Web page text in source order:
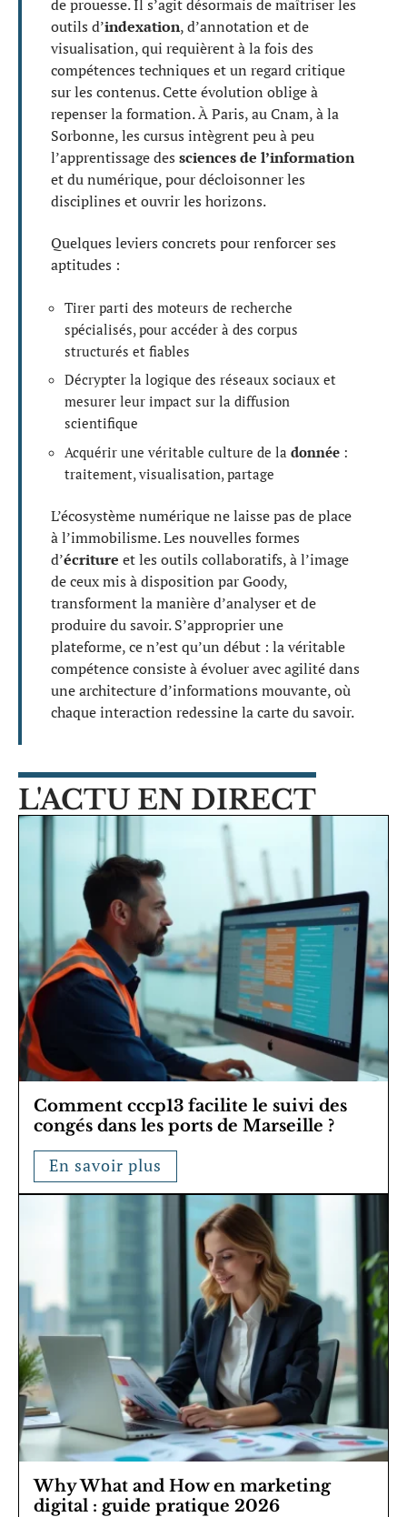
de prouesse. Il s’agit désormais de maîtriser les
outils d’indexation, d’annotation et de
visualisation, qui requièrent à la fois des
compétences techniques et un regard critique
sur les contenus. Cette évolution oblige à
repenser la formation. À Paris, au Cnam, à la
Sorbonne, les cursus intègrent peu à peu
l’apprentissage des sciences de l’information
et du numérique, pour décloisonner les
disciplines et ouvrir les horizons.
Quelques leviers concrets pour renforcer ses
aptitudes :
Tirer parti des moteurs de recherche
spécialisés, pour accéder à des corpus
structurés et fiables
Décrypter la logique des réseaux sociaux et
mesurer leur impact sur la diffusion
scientifique
Acquérir une véritable culture de la donnée :
traitement, visualisation, partage
L’écosystème numérique ne laisse pas de place
à l’immobilisme. Les nouvelles formes
d’écriture et les outils collaboratifs, à l’image
de ceux mis à disposition par Goody,
transforment la manière d’analyser et de
produire du savoir. S’approprier une
plateforme, ce n’est qu’un début : la véritable
compétence consiste à évoluer avec agilité dans
une architecture d’informations mouvante, où
chaque interaction redessine la carte du savoir.
L'ACTU EN DIRECT
Comment cccp13 facilite le suivi des
congés dans les ports de Marseille ?
En savoir plus
Why What and How en marketing
digital : guide pratique 2026